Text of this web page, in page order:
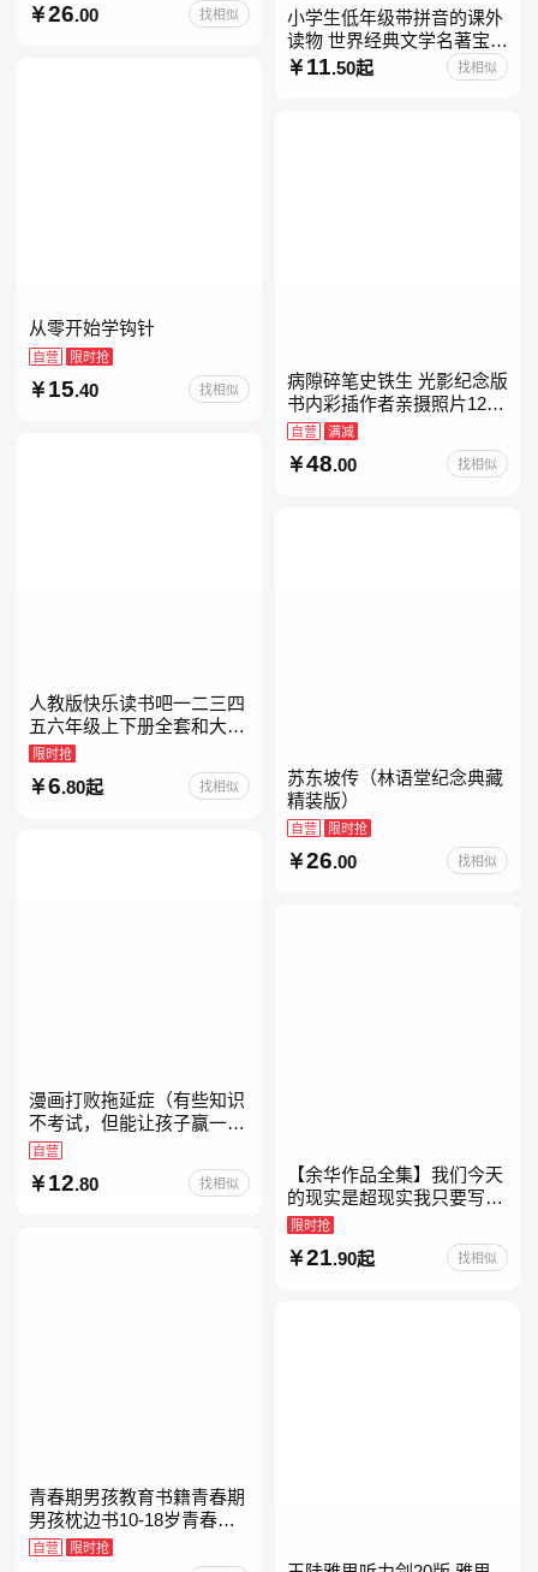
26.00 找相似
小学生低年级带拼音的课外
读物 世界经典文学名著宝库
儿童彩图注音版 小学生一二
年级课外阅读经典名著故事
11 .50起 找相似
从零开始学钩针
自营 限时抢
15.40 找相似
病隙碎笔史铁生 光影纪念版
书内彩插作者亲摄照片12幅
史铁生充满灵性光辉的生命
自营 满减
48.00 找相似
人教版快乐读书吧一二三四
五六年级上下册全套和大人
一起读人教版读读童谣和儿
歌小鲤鱼跳龙门中国古代寓
言安徒生童话学生阅读课外
限时抢
6.80起 找相似
苏东坡传（林语堂纪念典藏
精装版）
自营 限时抢
26.00 找相似
漫画打败拖延症（有些知识
不考试，但能让孩子赢一辈
子。减少压力、增强自信、
把握机遇、培养自律，结合
“小行动”触发大脑行动开
自营
12.80 找相似
【余华作品全集】我们今天
的现实是超现实我只要写作
就是回家卢克明的偷偷一笑
余华新书活着世界上的迷路
者余华写作课文学课山谷微
限时抢
21 .90起 找相似
青春期男孩教育书籍青春期
男孩枕边书10-18岁青春期
男孩成长手册男生叛逆期非
暴力家庭教育父母心理学性
自营 限时抢